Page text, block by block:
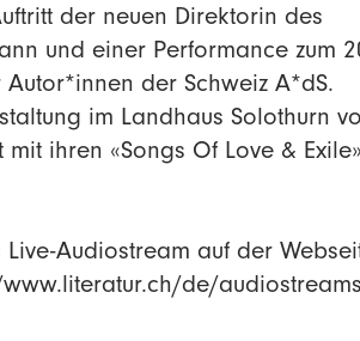
der neuen Direktorin des
und einer Performance zum
der Schweiz A*dS.
im Landhaus Solothurn
mit ihren «Songs Of Love &
Audiostream auf der
de/